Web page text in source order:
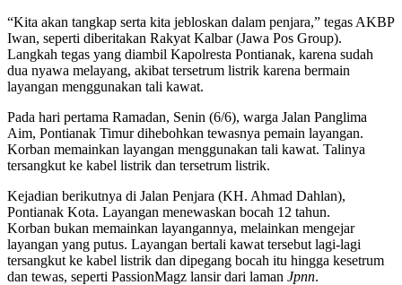
“Kita akan tangkap serta kita jebloskan dalam penjara,” tegas AKBP
Iwan, seperti diberitakan Rakyat Kalbar (Jawa Pos Group).
Langkah tegas yang diambil Kapolresta Pontianak, karena sudah
dua nyawa melayang, akibat tersetrum listrik karena bermain
layangan menggunakan tali kawat.
Pada hari pertama Ramadan, Senin (6/6), warga Jalan Panglima
Aim, Pontianak Timur dihebohkan tewasnya pemain layangan.
Korban memainkan layangan menggunakan tali kawat. Talinya
tersangkut ke kabel listrik dan tersetrum listrik.
Kejadian berikutnya di Jalan Penjara (KH. Ahmad Dahlan),
Pontianak Kota. Layangan menewaskan bocah 12 tahun.
Korban bukan memainkan layangannya, melainkan mengejar
layangan yang putus. Layangan bertali kawat tersebut lagi-lagi
tersangkut ke kabel listrik dan dipegang bocah itu hingga kesetrum
dan tewas, seperti PassionMagz lansir dari laman Jpnn.